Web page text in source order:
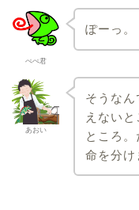
ぺぺ君
ぽーっ。
あおい
そうな
えない
ところ
命を分け